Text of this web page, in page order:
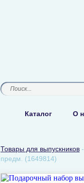
Каталог О
Товары для выпускников -
предм. (1649814)